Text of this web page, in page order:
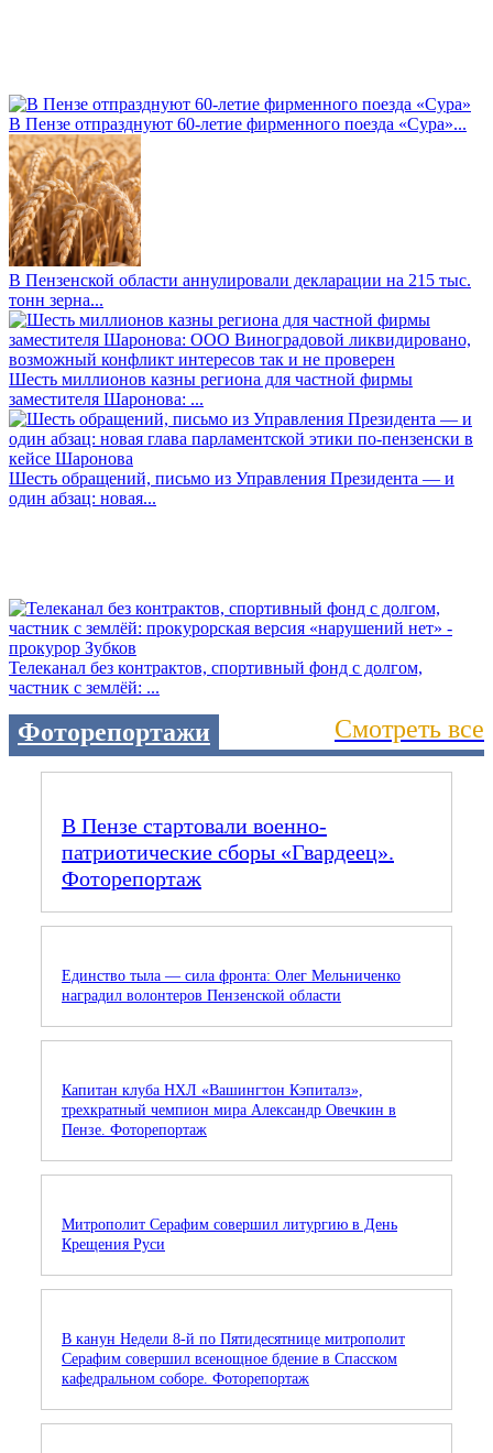
В Пензе отпразднуют 60-летие фирменного поезда «Сура»...
В Пензенской области аннулировали декларации на 215 тыс.
тонн зерна...
Шесть миллионов казны региона для частной фирмы
заместителя Шаронова: ...
Шесть обращений, письмо из Управления Президента — и
один абзац: новая...
Телеканал без контрактов, спортивный фонд с долгом,
частник с землёй: ...
Фоторепортажи Смотреть все
В Пензе стартовали военно-
патриотические сборы «Гвардеец».
Фоторепортаж
Единство тыла — сила фронта: Олег Мельниченко
наградил волонтеров Пензенской области
Капитан клуба НХЛ «Вашингтон Кэпиталз»,
трехкратный чемпион мира Александр Овечкин в
Пензе. Фоторепортаж
Митрополит Серафим совершил литургию в День
Крещения Руси
В канун Недели 8-й по Пятидесятнице митрополит
Серафим совершил всенощное бдение в Спасском
кафедральном соборе. Фоторепортаж